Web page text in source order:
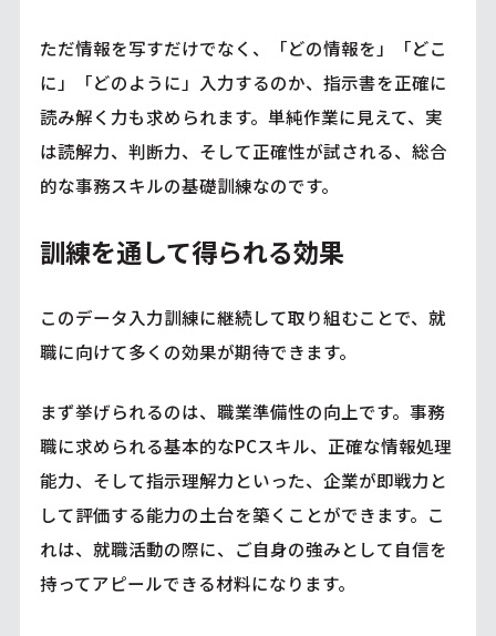
ただ情報を写すだけでなく、「どの情報を」「どこ
に」「どのように」入力するのか、指示書を正確に
読み解く力も求められます。単純作業に見えて、実
は読解力、判断力、そして正確性が試される、総合
的な事務スキルの基礎訓練なのです。
訓練を通して得られる効果
このデータ入力訓練に継続して取り組むことで、就
職に向けて多くの効果が期待できます。
まず挙げられるのは、職業準備性の向上です。事務
職に求められる基本的なPCスキル、正確な情報処理
能力、そして指示理解力といった、企業が即戦力と
して評価する能力の土台を築くことができます。こ
れは、就職活動の際に、ご自身の強みとして自信を
持ってアピールできる材料になります。